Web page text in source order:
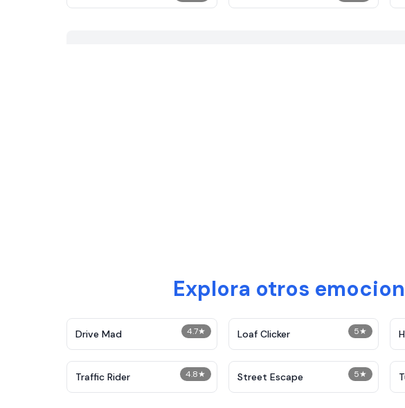
Explora otros
4.7★
Drive Mad 5★
Loaf Clicker
4.8★
Traffic Rider 5★
Street Escape